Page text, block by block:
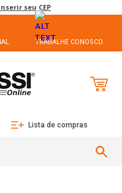
seu CEP
TRABALHE CONOSCO
Lista de compras